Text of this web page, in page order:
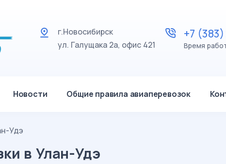
г.Новосибирск
ул. Галущака 2а, офис 421
+7
Время
Новости Общие правила авиаперевозок
Удэ
в Улан-Удэ